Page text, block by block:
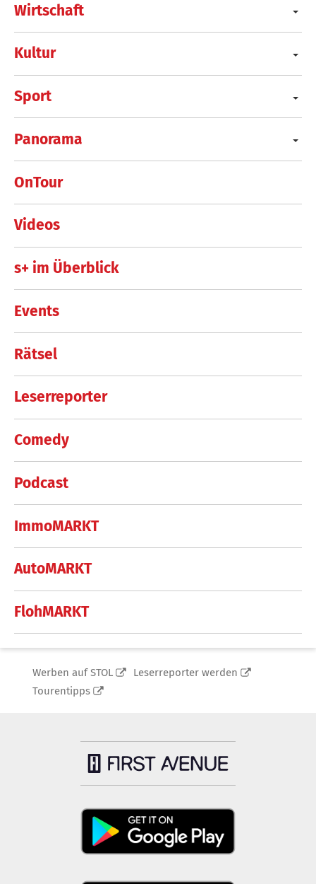
Wirtschaft
Kultur
Sport
Panorama
OnTour
Videos
s+ im Überblick
Events
Rätsel
Leserreporter
Comedy
Podcast
ImmoMARKT
AutoMARKT
FlohMARKT
Werben auf STOL
Leserreporter werden
Tourentipps